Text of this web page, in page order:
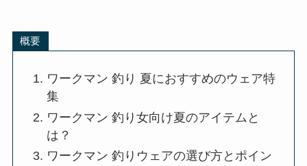
概要
ワークマン 釣り 夏におすすめのウェア特
集
ワークマン 釣り女向け夏のアイテムと
は？
ワークマン 釣りウェアの選び方とポイン